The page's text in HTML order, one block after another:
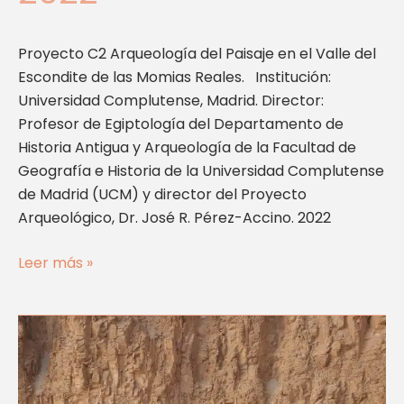
Proyecto C2 Arqueología del Paisaje en el Valle del
Escondite de las Momias Reales. Institución:
Universidad Complutense, Madrid. Director:
Profesor de Egiptología del Departamento de
Historia Antigua y Arqueología de la Facultad de
Geografía e Historia de la Universidad Complutense
de Madrid (UCM) y director del Proyecto
Arqueológico, Dr. José R. Pérez-Accino. 2022
Leer más »
Proyecto
C2
Arqueología
del